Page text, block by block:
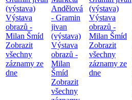
(výstava)
Výstava
obrazů -
Milan Šmíd
Zobrazit
všechny
záznamy ze
dne
Andělová
- Gramin
jivan
(výstava)
Výstava
obrazů -
Milan
Šmíd
Zobrazit
všechny
(výstava)
Výstava
obrazů -
Milan Šmíd
Zobrazit
všechny
záznamy ze
dne